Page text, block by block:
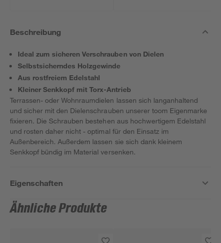
Beschreibung
Ideal zum sicheren Verschrauben von Dielen
Selbstsicherndes Holzgewinde
Aus rostfreiem Edelstahl
Kleiner Senkkopf mit Torx-Antrieb
Terrassen- oder Wohnraumdielen lassen sich langanhaltend
und sicher mit den Dielenschrauben unserer toom Eigenmarke
fixieren. Die Schrauben bestehen aus hochwertigem Edelstahl
und rosten daher nicht - optimal für den Einsatz im
Außenbereich. Außerdem lassen sie sich dank kleinem
Senkkopf bündig im Material versenken.
Eigenschaften
Ähnliche Produkte